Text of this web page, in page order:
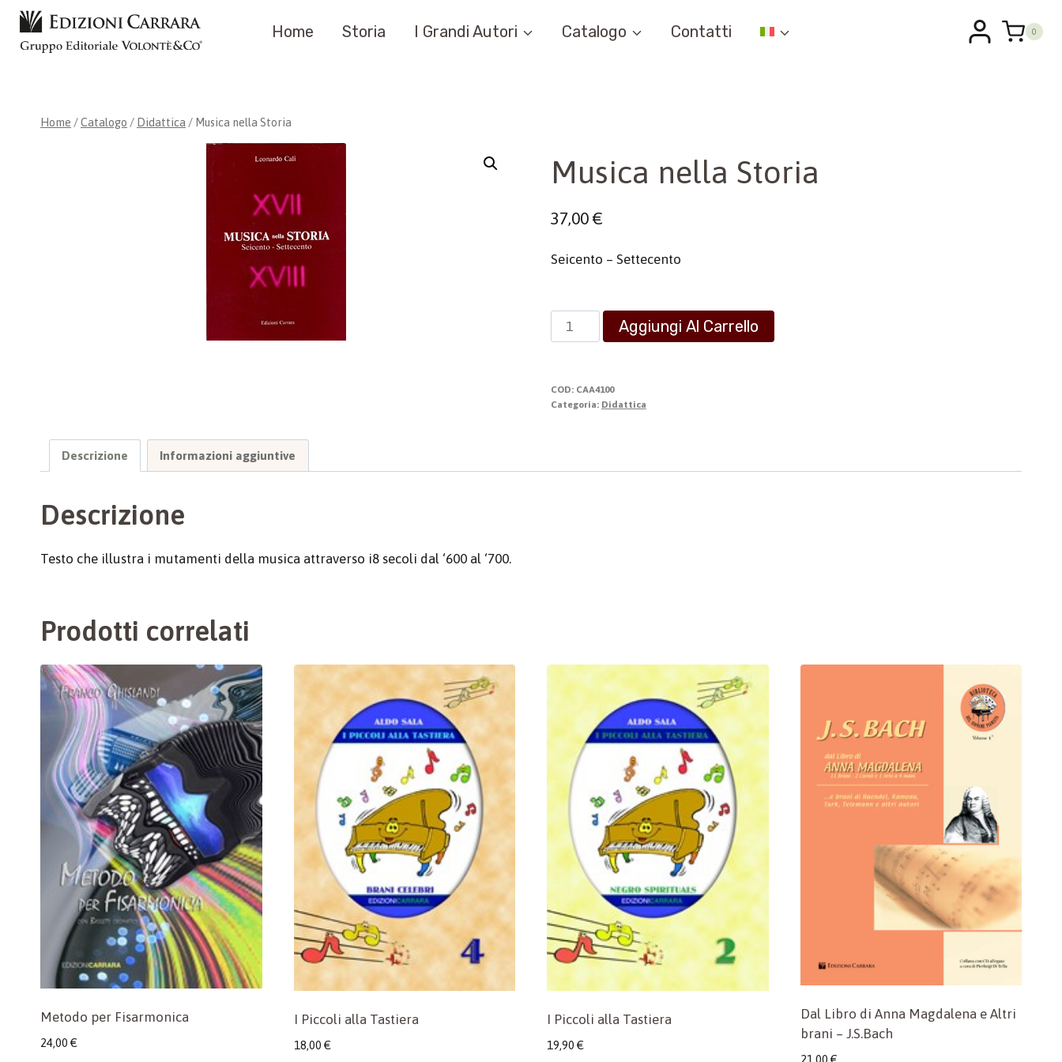
Salta
contenuto
Home Storia I Grandi Autori Catalogo Contatti 0
Home /Catalogo / Didattica / Musica nella Storia
Musica nella Storia
37,00€
Seicento – Settecento
Musica
nella
quantità
Aggiungi Al Carrello
COD: CAA4100
Categoria: Didattica
Descrizione Informazioni aggiuntive
Descrizione
Testo che illustra i mutamenti della musica attraverso i8 secoli dal ‘600 al ‘700.
Prodotti correlati
Metodo per Fisarmonica
24,00 €
I Piccoli alla Tastiera
18,00 €
I Piccoli alla Tastiera
19,90 €
Dal Libro di Anna Magdalena e Altri
brani – J.S.Bach
21,00 €